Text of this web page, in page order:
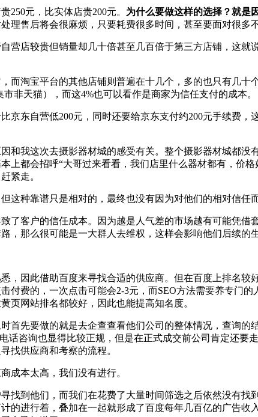
250元，比实体店贵200元。 为什么要做这样的选择？就是
理售后将会很麻烦，只要耗费很多时间，甚至要面对很多
营店较贵但销量却几十倍甚至几百倍于第三方店铺，这
而淘宝平台的其他店铺则普遍在十几个，多的也只有几
非天猫），而这4%也可以看作是商家为信任支付的成本。
京东自营低200元，同时还要给京东支付约200元手续费
和我这次去摄影器材城的感受有关。整个摄影器材城都
上都会招呼“大哥过来看看，我们店里什么器材都有，价
紧走。
这种靠谱只是相对的，最终也没有因为对他们的相对信任而
了客户的信任成本。因为越是人气差的市场越有可能凭
，那么很可能是一大群人去维权，这样会影响他们后续的
，因此借助百度来寻找合适的供应商。但在百度上排名
付费的，一次点击可能会2-3元，而SEO方法需要养专门
页网站排名都较好，因此也能提高知名度。
首先要做的就是去企查查看他们公司的整体情况，查询的
话咨询也显得比较正规，但是在正式成交前公司肯定还
找供应商和考察的流程。
成本太高，我们没有进行。
找到他们，而我们在花费了大量时间筛选之后依然没有
的进行着，叠加在一起就形成了百度每年几百亿的广告